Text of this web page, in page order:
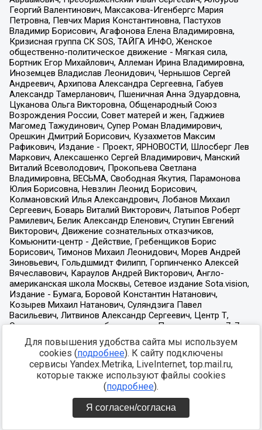
Для повышения удобства сайта мы используем
cookies (подробнее). К сайту подключены
сервисы Yandex.Metrika, LiveInternet, top.mail.ru,
которые также используют файлы cookies
(подробнее).
Я согласен/согласна